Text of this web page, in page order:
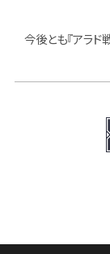
今後とも『アラド